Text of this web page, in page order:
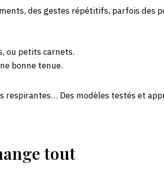
des gestes répétitifs, parfois des
ou petits carnets.
bonne tenue.
Des modèles testés et
tout